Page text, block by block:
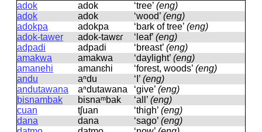
adok
adok ‘tree’ (eng)
adok
adok ‘wood’ (eng)
adokpa
adokpa ‘bark of tree’ (eng)
adok-tawer
adok-tawɛɾ ‘leaf’ (eng)
adpadi
adpadi ‘breast’ (eng)
amakwa
amakwa ‘daylight’ (eng)
amanehi
amanɛhi ‘forest, woods’ (eng)
andu
aⁿdu ‘I’ (eng)
andutawana
aⁿdutawana ‘give’ (eng)
bisnambak
bisnaᵐbak ‘all’ (eng)
cuan
tʃuan ‘thigh’ (eng)
dana
dana ‘sago’ (eng)